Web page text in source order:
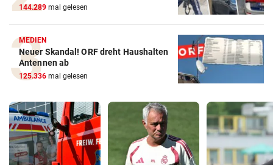
144.289 mal gelesen
MEDIEN
Neuer Skandal! ORF dreht Haushalten
Antennen ab
125.336 mal gelesen